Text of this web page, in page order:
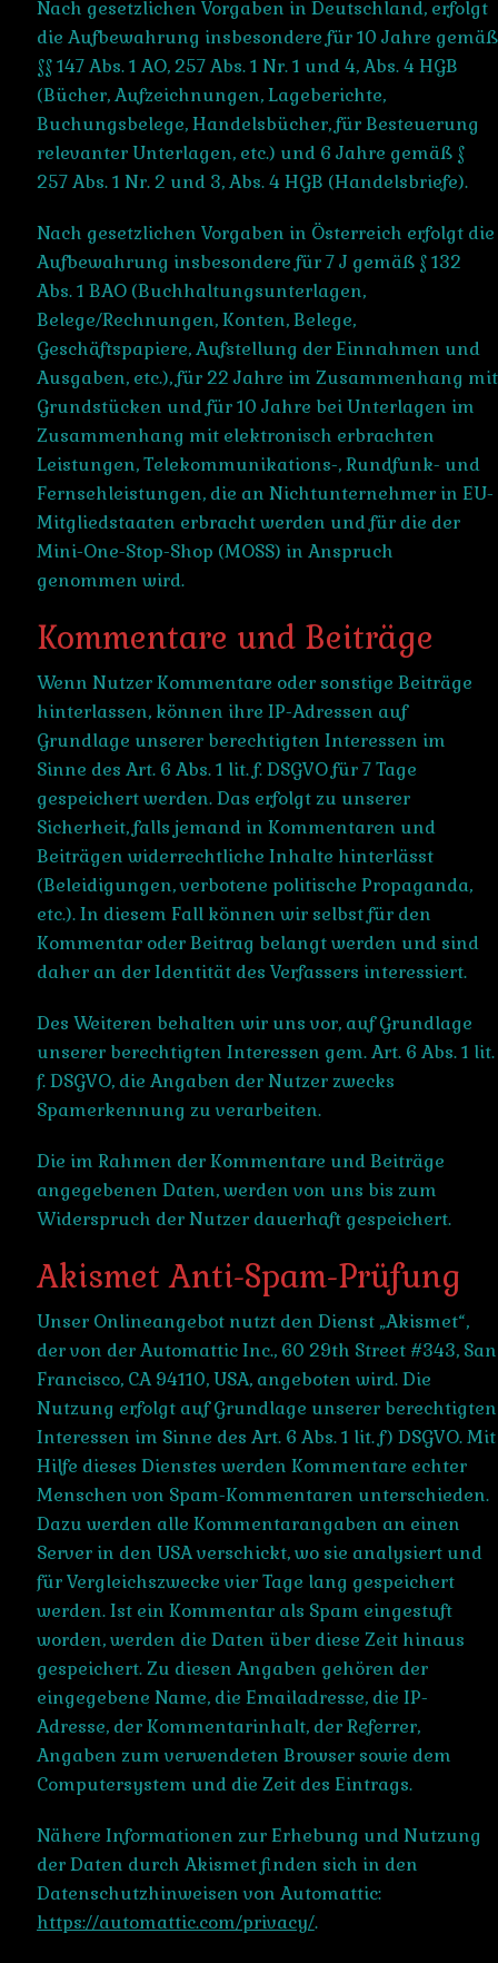
Nach gesetzlichen Vorgaben in Deutschland, erfolgt
die Aufbewahrung insbesondere für 10 Jahre gemäß
§§ 147 Abs. 1 AO, 257 Abs. 1 Nr. 1 und 4, Abs. 4 HGB
(Bücher, Aufzeichnungen, Lageberichte,
Buchungsbelege, Handelsbücher, für Besteuerung
relevanter Unterlagen, etc.) und 6 Jahre gemäß §
257 Abs. 1 Nr. 2 und 3, Abs. 4 HGB (Handelsbriefe).
Nach gesetzlichen Vorgaben in Österreich erfolgt die
Aufbewahrung insbesondere für 7 J gemäß § 132
Abs. 1 BAO (Buchhaltungsunterlagen,
Belege/Rechnungen, Konten, Belege,
Geschäftspapiere, Aufstellung der Einnahmen und
Ausgaben, etc.), für 22 Jahre im Zusammenhang mit
Grundstücken und für 10 Jahre bei Unterlagen im
Zusammenhang mit elektronisch erbrachten
Leistungen, Telekommunikations-, Rundfunk- und
Fernsehleistungen, die an Nichtunternehmer in EU-
Mitgliedstaaten erbracht werden und für die der
Mini-One-Stop-Shop (MOSS) in Anspruch
genommen wird.
Kommentare und Beiträge
Wenn Nutzer Kommentare oder sonstige Beiträge
hinterlassen, können ihre IP-Adressen auf
Grundlage unserer berechtigten Interessen im
Sinne des Art. 6 Abs. 1 lit. f. DSGVO für 7 Tage
gespeichert werden. Das erfolgt zu unserer
Sicherheit, falls jemand in Kommentaren und
Beiträgen widerrechtliche Inhalte hinterlässt
(Beleidigungen, verbotene politische Propaganda,
etc.). In diesem Fall können wir selbst für den
Kommentar oder Beitrag belangt werden und sind
daher an der Identität des Verfassers interessiert.
Des Weiteren behalten wir uns vor, auf Grundlage
unserer berechtigten Interessen gem. Art. 6 Abs. 1 lit.
f. DSGVO, die Angaben der Nutzer zwecks
Spamerkennung zu verarbeiten.
Die im Rahmen der Kommentare und Beiträge
angegebenen Daten, werden von uns bis zum
Widerspruch der Nutzer dauerhaft gespeichert.
Akismet Anti-Spam-Prüfung
Unser Onlineangebot nutzt den Dienst „Akismet“,
der von der Automattic Inc., 60 29th Street #343, San
Francisco, CA 94110, USA, angeboten wird. Die
Nutzung erfolgt auf Grundlage unserer berechtigten
Interessen im Sinne des Art. 6 Abs. 1 lit. f) DSGVO. Mit
Hilfe dieses Dienstes werden Kommentare echter
Menschen von Spam-Kommentaren unterschieden.
Dazu werden alle Kommentarangaben an einen
Server in den USA verschickt, wo sie analysiert und
für Vergleichszwecke vier Tage lang gespeichert
werden. Ist ein Kommentar als Spam eingestuft
worden, werden die Daten über diese Zeit hinaus
gespeichert. Zu diesen Angaben gehören der
eingegebene Name, die Emailadresse, die IP-
Adresse, der Kommentarinhalt, der Referrer,
Angaben zum verwendeten Browser sowie dem
Computersystem und die Zeit des Eintrags.
Nähere Informationen zur Erhebung und Nutzung
der Daten durch Akismet finden sich in den
Datenschutzhinweisen von Automattic:
https://automattic.com/privacy/.